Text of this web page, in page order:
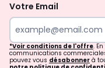
Votre Email
*Voir conditions de l'offre.
communications
pouvez vous désabonner à